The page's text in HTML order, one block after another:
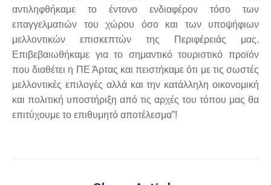
αντιληφθήκαμε το έντονο ενδιαφέρον τόσο των
επαγγελματιών του χώρου όσο και των υποψήφιων
μελλοντικών επισκεπτών της Περιφέρειάς μας.
Επιβεβαιωθήκαμε για το σημαντικό τουριστικό προϊόν
που διαθέτει η ΠΕ Άρτας και πειστήκαμε ότι με τις σωστές
μελλοντικές επιλογές αλλά και την κατάλληλη οικονομική
και πολιτική υποστήριξη από τις αρχές του τόπου μας θα
επιτύχουμε το επιθυμητό αποτέλεσμα”!